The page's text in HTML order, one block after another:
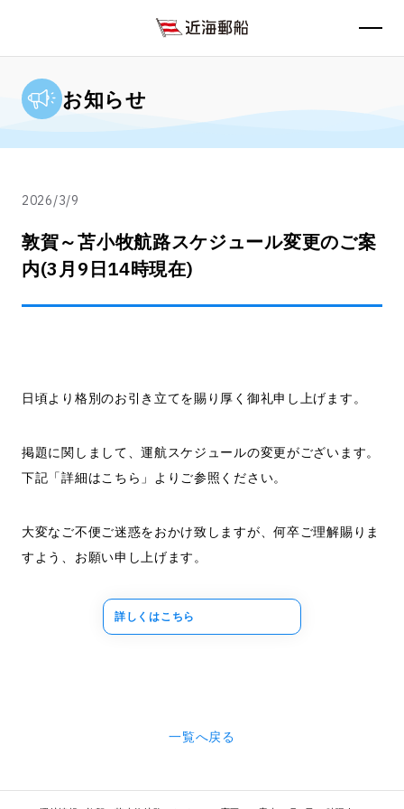
お知らせ
2026/3/9
敦賀～苫小牧航路スケジュール変更のご案
内(3月9日14時現在)
日頃より格別のお引き立てを賜り厚く御礼申し上げます。
掲題に関しまして、運航スケジュールの変更がございます。
下記「詳細はこちら」よりご参照ください。
大変なご不便ご迷惑をおかけ致しますが、何卒ご理解賜りま
すよう、お願い申し上げます。
詳しくはこちら
一覧へ戻る